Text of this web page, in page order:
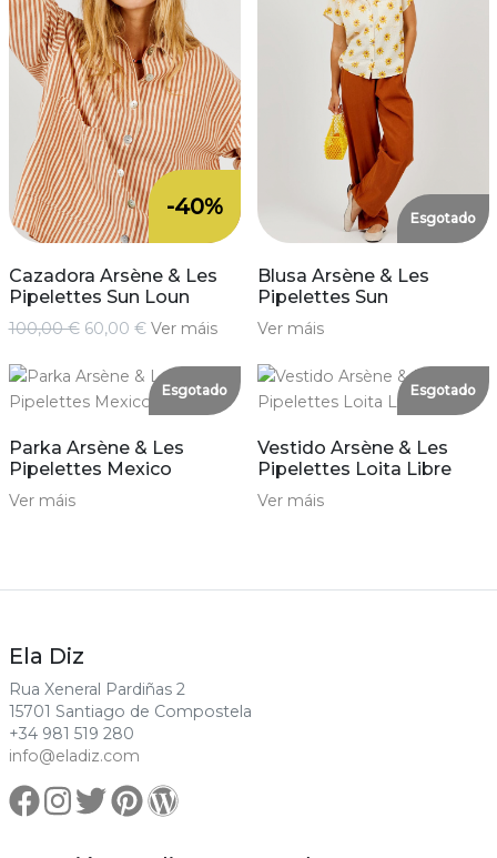
-40%
Cazadora Arsène & Les
Pipelettes Sun Loun
100,00 € 60,00 € Ver máis
Esgotado
Blusa Arsène & Les
Pipelettes Sun
Ver máis
Esgotado
Parka Arsène & Les
Pipelettes Mexico
Ver máis
Esgotado
Vestido Arsène & Les
Pipelettes Loita Libre
Ver máis
Ela Diz
Rua Xeneral Pardiñas 2
15701 Santiago de Compostela
+34 981 519 280
info@eladiz.com